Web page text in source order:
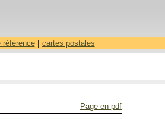
référence| cartes postales
Page en pdf